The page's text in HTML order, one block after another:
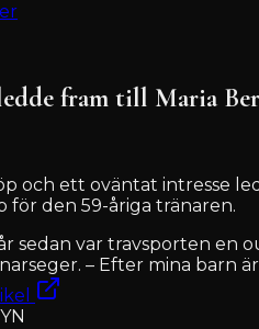
fram till Maria
och ett oväntat intresse
för den 59-åriga tränaren.
sedan var travsporten en
– Efter mina barn